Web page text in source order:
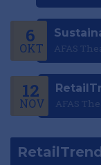
6
OKT AFAS
12
NOV AFAS